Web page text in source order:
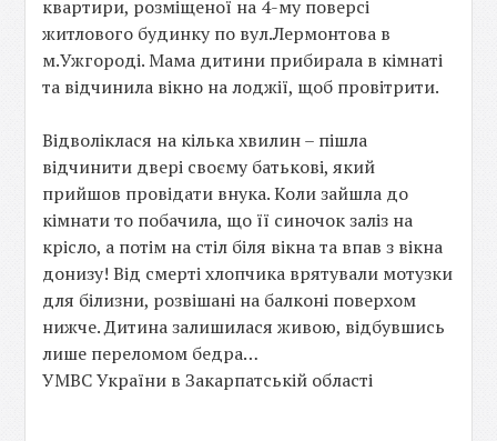
квартири, розміщеної на 4-му поверсі
житлового будинку по вул.Лермонтова в
м.Ужгороді. Мама дитини прибирала в кімнаті
та відчинила вікно на лоджії, щоб провітрити.
Відволіклася на кілька хвилин – пішла
відчинити двері своєму батькові, який
прийшов провідати внука. Коли зайшла до
кімнати то побачила, що її синочок заліз на
крісло, а потім на стіл біля вікна та впав з вікна
донизу! Від смерті хлопчика врятували мотузки
для білизни, розвішані на балконі поверхом
нижче. Дитина залишилася живою, відбувшись
лише переломом бедра…
УМВС України в Закарпатській області